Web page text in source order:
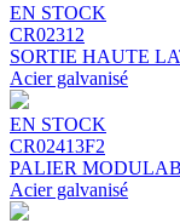
EN STOCK
CR02312
SORTIE HAUTE
Acier galvanisé
EN STOCK
CR02413F2
PALIER
Acier galvanisé